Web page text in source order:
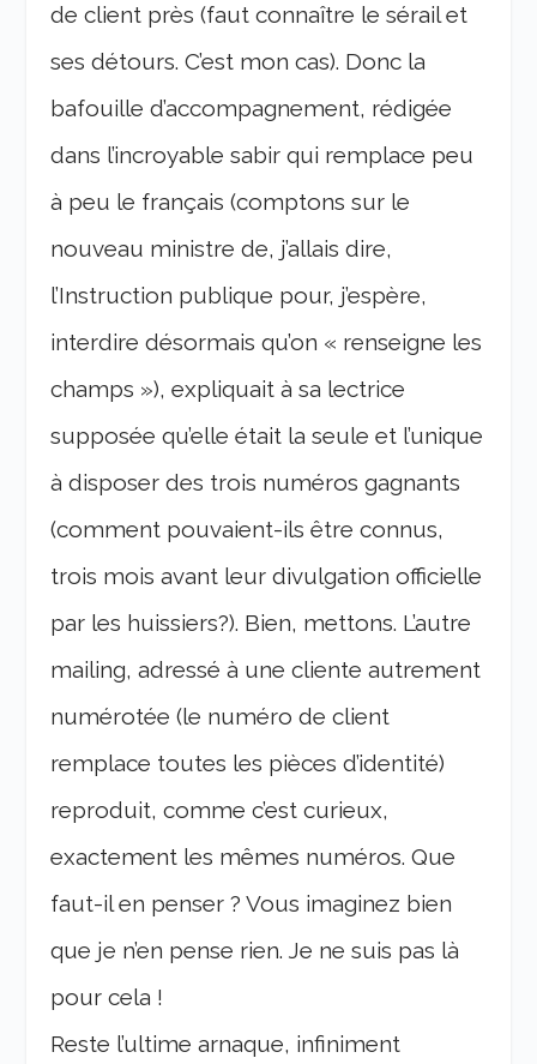
de client près (faut connaître le sérail et
ses détours. C’est mon cas). Donc la
bafouille d’accompagnement, rédigée
dans l’incroyable sabir qui remplace peu
à peu le français (comptons sur le
nouveau ministre de, j’allais dire,
l’Instruction publique pour, j’espère,
interdire désormais qu’on « renseigne les
champs »), expliquait à sa lectrice
supposée qu’elle était la seule et l’unique
à disposer des trois numéros gagnants
(comment pouvaient-ils être connus,
trois mois avant leur divulgation officielle
par les huissiers?). Bien, mettons. L’autre
mailing, adressé à une cliente autrement
numérotée (le numéro de client
remplace toutes les pièces d’identité)
reproduit, comme c’est curieux,
exactement les mêmes numéros. Que
faut-il en penser ? Vous imaginez bien
que je n’en pense rien. Je ne suis pas là
pour cela !
Reste l’ultime arnaque, infiniment